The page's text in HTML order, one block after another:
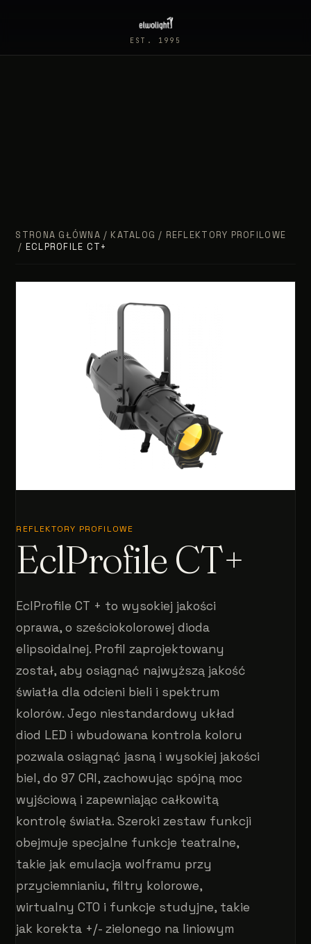
EST. 1995
STRONA GŁÓWNA / KATALOG / REFLEKTORY PROFILOWE
/ ECLPROFILE CT+
REFLEKTORY PROFILOWE
EclProfile CT+
EclProfile CT + to wysokiej jakości
oprawa, o sześciokolorowej dioda
elipsoidalnej. Profil zaprojektowany
został, aby osiągnąć najwyższą jakość
światła dla odcieni bieli i spektrum
kolorów. Jego niestandardowy układ
diod LED i wbudowana kontrola koloru
pozwala osiągnąć jasną i wysokiej jakości
biel, do 97 CRI, zachowując spójną moc
wyjściową i zapewniając całkowitą
kontrolę światła. Szeroki zestaw funkcji
obejmuje specjalne funkcje teatralne,
takie jak emulacja wolframu przy
przyciemnianiu, filtry kolorowe,
wirtualny CTO i funkcje studyjne, takie
jak korekta +/- zielonego na liniowym